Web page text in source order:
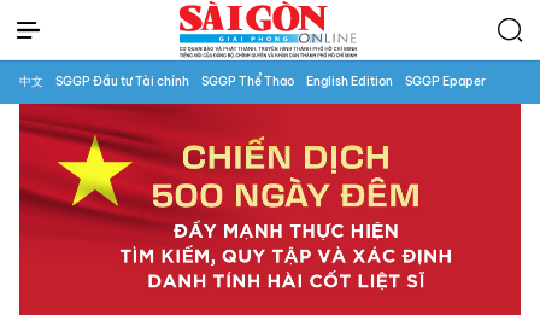
中文 SGGP Đầu tư Tài chính SGGP Thể Thao English Edition SGGP Epaper